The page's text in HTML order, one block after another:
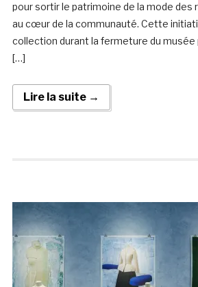
pour sortir le patrimoine de la mode des
au cœur de la communauté. Cette
collection durant la fermeture du musée
[…]
Lire la suite →